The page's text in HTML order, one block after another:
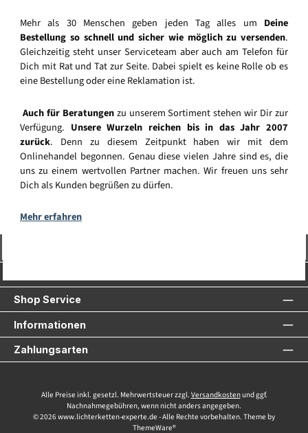
Mehr als 30 Menschen geben jeden Tag alles um Deine
Bestellung so schnell und sicher wie möglich zu versenden.
Gleichzeitig steht unser Serviceteam aber auch am Telefon für
Dich mit Rat und Tat zur Seite. Dabei spielt es keine Rolle ob es
eine Bestellung oder eine Reklamation ist.
Auch für Beratungenzu unserem Sortiment stehen wir Dir zur
Verfügung. Unsere Wurzeln reichen bis in das Jahr 2007
zurück. Denn zu diesem Zeitpunkt haben wir mit dem
Onlinehandel begonnen. Genau diese vielen Jahre sind es, die
uns zu einem wertvollen Partner machen. Wir freuen uns sehr
Dich als Kunden begrüßen zu dürfen.
Mehr erfahren
Shop Service
Informationen
Zahlungsarten
Alle Preise inkl. gesetzl. Mehrwertsteuer zzgl. Versandkostenund ggf.
Nachnahmegebühren, wenn nicht anders angegeben.
© 2026 www.lichterketten-experte.de - Alle Rechte vorbehalten. Theme by
ThemeWare®